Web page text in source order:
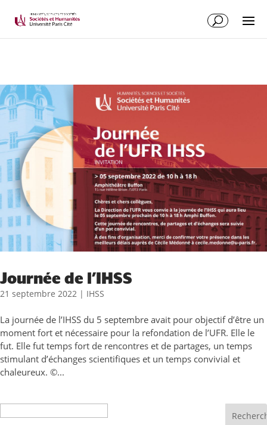
Journée de l’IHSS
21 septembre 2022 | IHSS
La journée de l’IHSS du 5 septembre avait pour objectif d’être un
moment fort et nécessaire pour la refondation de l’UFR. Elle le
fut. Elle fut temps fort de rencontres et de partages, un temps
stimulant d’échanges scientifiques et un temps convivial et
chaleureux. ©...